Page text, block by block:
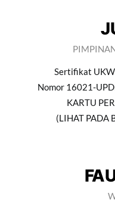
Sertifikat
Nomor 16021-
KARTU
(LIHAT PADA